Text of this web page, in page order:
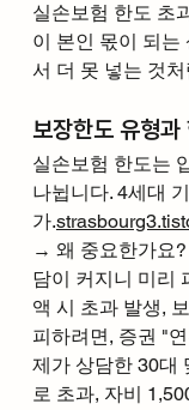
실손보험 한도 초
이 본인 몫이 되는
서 더 못 넣는 것
보장한도 유형과
실손보험 한도는
나뉩니다. 4세대
가.
→ 왜 중요한가요
담이 커지니 미리
액 시 초과 발생,
피하려면, 증권 "
제가 상담한 30대
로 초과, 자비